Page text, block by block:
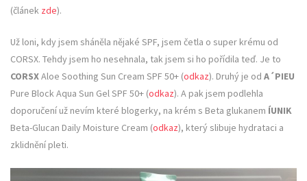
(článek zde).
Už loni, kdy jsem sháněla nějaké SPF, jsem četla o super krému od
CORSX. Tehdy jsem ho nesehnala, tak jsem si ho pořídila teď. Je to
CORSXAloe Soothing Sun Cream SPF 50+ (odkaz). Druhý je od A´PIEU
Pure Block Aqua Sun Gel SPF 50+ (odkaz). A pak jsem podlehla
doporučení už nevím které blogerky, na krém s Beta glukanem ÍUNIK
Beta-Glucan Daily Moisture Cream (odkaz), který slibuje hydrataci a
zklidnění pleti.